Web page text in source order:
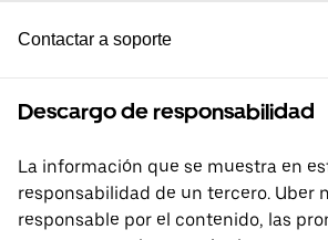
Contactar a soporte
Descargo de responsabilidad
La información que se muestra en
responsabilidad de un tercero. Uber
responsable por el contenido, las